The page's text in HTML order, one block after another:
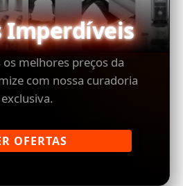
Imperdíveis
melhores preços da
com nossa curadoria
exclusiva.
OFERTAS